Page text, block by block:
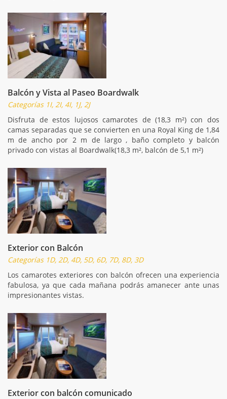
Balcón y Vista al Paseo Boardwalk
Categorías 1I, 2I, 4I, 1J, 2J
Disfruta de estos lujosos camarotes de (18,3 m²) con dos
camas separadas que se convierten en una Royal King de 1,84
m de ancho por 2 m de largo , baño completo y balcón
privado con vistas al Boardwalk(18,3 m², balcón de 5,1 m²)
Exterior con Balcón
Categorías 1D, 2D, 4D, 5D, 6D, 7D, 8D, 3D
Los camarotes exteriores con balcón ofrecen una experiencia
fabulosa, ya que cada mañana podrás amanecer ante unas
impresionantes vistas.
Exterior con balcón comunicado